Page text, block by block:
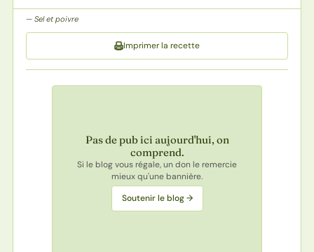
Sel et poivre
Imprimer la recette
Pas de pub ici aujourd'hui, on
comprend.
Si le blog vous régale, un don le remercie
mieux qu'une bannière.
Soutenir le blog →